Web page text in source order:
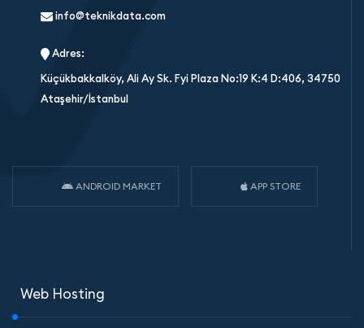
info@teknikdata.com
Adres:
Küçükbakkalköy, Ali Ay Sk. Fyi Plaza No:19 K:4 D:406, 34750
Ataşehir/İstanbul
ANDROID MARKET APP STORE
Web Hosting